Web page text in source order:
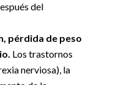
del
pérdida de peso
Los trastornos
nerviosa), la